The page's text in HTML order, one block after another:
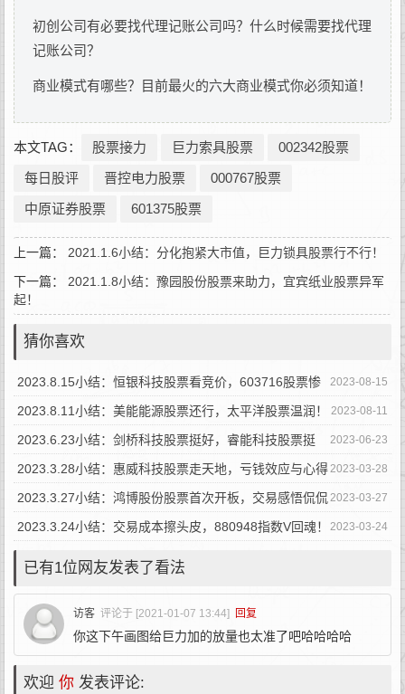
初创公司有必要找代理记账公司吗？什么时候需要找代理
记账公司？
商业模式有哪些？目前最火的六大商业模式你必须知道！
本文TAG： 股票接力 巨力索具股票
002342股票
每日股评
晋控电力股票
000767股票
中原证券股票
601375股票
上一篇： 2021.1.6小结：分化抱紧大市值，巨力锁具股票行不行！
下一篇： 2021.1.8小结：豫园股份股票来助力，宜宾纸业股票异军
起！
猜你喜欢
2023-08-15
2023.8.15小结：恒银科技股票看竞价，603716股票惨
被吸！
2023-08-11
2023.8.11小结：美能能源股票还行，太平洋股票温润！
2023-06-23
2023.6.23小结：剑桥科技股票挺好，睿能科技股票挺
孬！
2023-03-28
2023.3.28小结：惠威科技股票走天地，亏钱效应与心得
总结！
2023-03-27
2023.3.27小结：鸿博股份股票首次开板，交易感悟侃侃
而谈！
2023-03-24
2023.3.24小结：交易成本擦头皮，880948指数V回魂！
已有1位网友发表了看法
访客 评论于 [2021-01-07 13:44] 回复
你这下午画图给巨力加的放量也太准了吧哈哈哈哈
欢迎 你 发表评论: